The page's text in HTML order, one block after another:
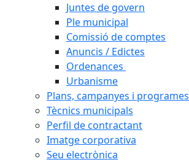
Juntes de govern
Ple municipal
Comissió de comptes
Anuncis / Edictes
Ordenances
Urbanisme
Plans, campanyes i programes
Tècnics municipals
Perfil de contractant
Imatge corporativa
Seu electrònica